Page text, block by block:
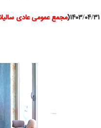
مجمع عمومی عادی